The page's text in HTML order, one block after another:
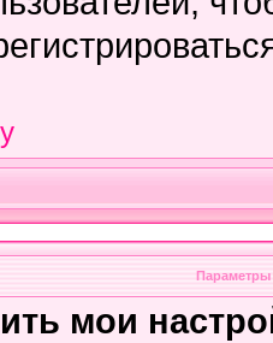
Параметры
мои